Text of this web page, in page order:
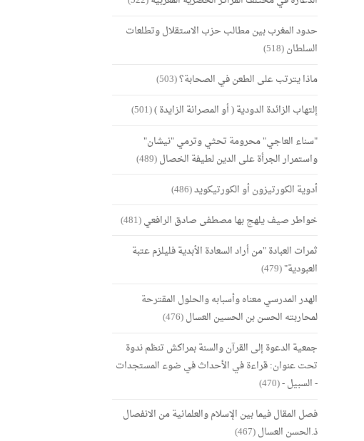
حدود المغرب بين مطالب حزب الاستقلال وتطلعات
السلطان(518)
ماذا يترتب على الطعن في الصحابة؟(503)
إلتهاب الزائدة الدودية ( أو المصرانة الزايدة )(501)
"سناء العاجي" محرومة تحثي وترمي "نيشان"
واستمرار الجرأة على الدين لطيفة الخصال(489)
أدوية الكورتيزون أو الكورتيكويد(486)
خواطر صيف يلهج بها مصطفى صادق الرافعي(481)
ثمرات العبادة "من أراد السعادة الأبدية فليلزم عتبة
العبودية"(479)
الهدر المدرسي معناه وأسبابه والحلول المقترحة
لمحاربته الحسن بن الحسين العسال(476)
جمعية الدعوة إلى القرآن والسنة بمراكش تنظم ندوة
تحت عنوان: قراءة في الأحداث في ضوء المستجدات
- السبيل -(470)
فصل المقال فيما بين الإسلام والعلمانية من الانفصال
ذ.الحسن العسال(467)